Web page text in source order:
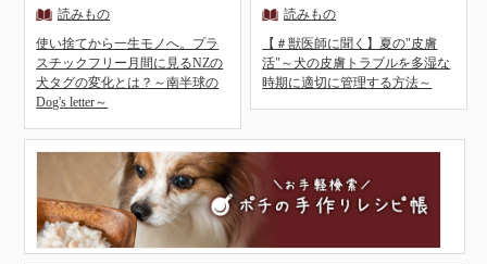
使い捨てから一生モノへ。プラ
スチックフリー月間に見るNZの
犬タグの変化とは？～南半球の
Dog's letter～
【＃獣医師に聞く】夏の"皮膚
活"～犬の皮膚トラブルを多湿な
時期に適切に管理する方法～